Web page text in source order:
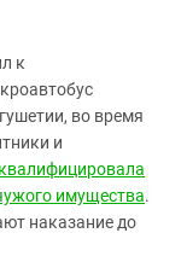
к
во время
и
имущества.
наказание до